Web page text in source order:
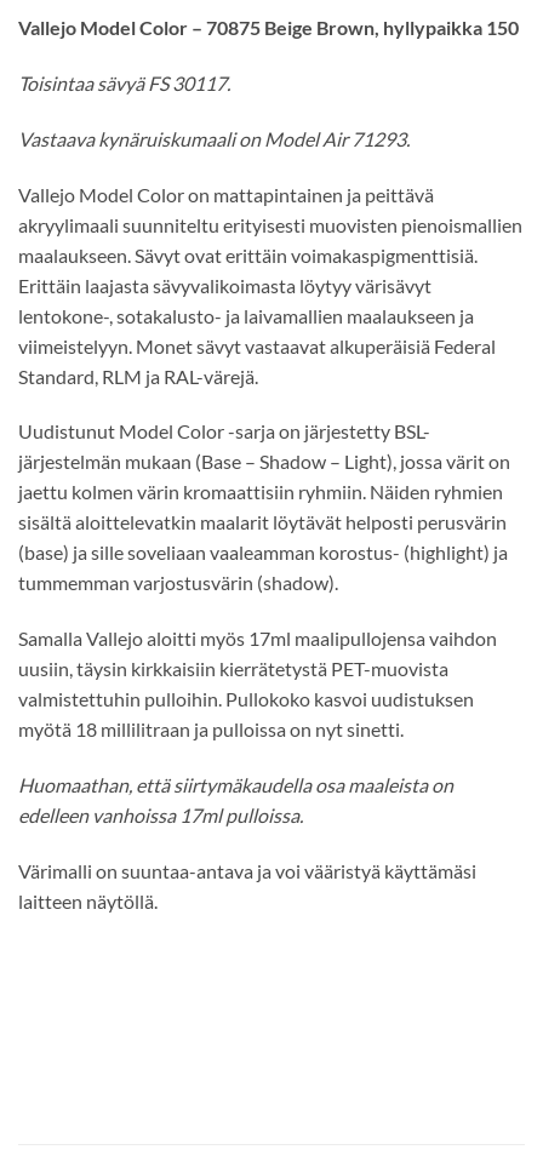
Vallejo Model Color – 70875 Beige Brown, hyllypaikka 150
Toisintaa sävyä FS 30117.
Vastaava kynäruiskumaali on Model Air 71293.
Vallejo Model Color on mattapintainen ja peittävä
akryylimaali suunniteltu erityisesti muovisten pienoismallien
maalaukseen. Sävyt ovat erittäin voimakaspigmenttisiä.
Erittäin laajasta sävyvalikoimasta löytyy värisävyt
lentokone-, sotakalusto- ja laivamallien maalaukseen ja
viimeistelyyn. Monet sävyt vastaavat alkuperäisiä Federal
Standard, RLM ja RAL-värejä.
Uudistunut Model Color -sarja on järjestetty BSL-
järjestelmän mukaan (Base – Shadow – Light), jossa värit on
jaettu kolmen värin kromaattisiin ryhmiin. Näiden ryhmien
sisältä aloittelevatkin maalarit löytävät helposti perusvärin
(base) ja sille soveliaan vaaleamman korostus- (highlight) ja
tummemman varjostusvärin (shadow).
Samalla Vallejo aloitti myös 17ml maalipullojensa vaihdon
uusiin, täysin kirkkaisiin kierrätetystä PET-muovista
valmistettuhin pulloihin. Pullokoko kasvoi uudistuksen
myötä 18 millilitraan ja pulloissa on nyt sinetti.
Huomaathan, että siirtymäkaudella osa maaleista on
edelleen vanhoissa 17ml pulloissa.
Värimalli on suuntaa-antava ja voi vääristyä käyttämäsi
laitteen näytöllä.